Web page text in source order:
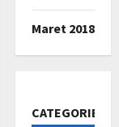
Maret 2018
CATEGORIES